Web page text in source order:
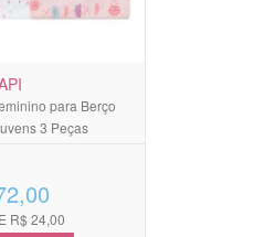
para Berço
3 Peças
R$ 24,00